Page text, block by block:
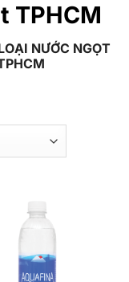
TPHCM
NƯỚC NGỌT